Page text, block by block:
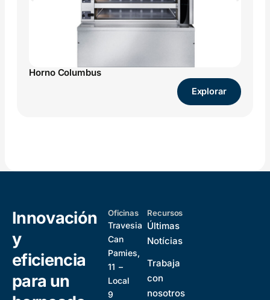
Horno Columbus
Explorar
Innovación
y
eficiencia
para un
Oficinas
Travesia
Can
Pamies,
11 –
Local
9
Recursos
Últimas
Notícias
Trabaja
con
nosotros